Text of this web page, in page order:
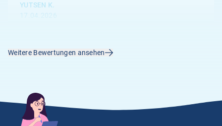
YUTSEN K.
17.04.2026
4.67
Anonym
14.04.2026
Weitere Bewertungen ansehen